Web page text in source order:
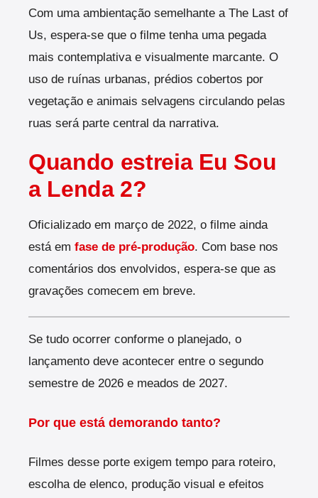
Com uma ambientação semelhante a The Last of
Us, espera-se que o filme tenha uma pegada
mais contemplativa e visualmente marcante. O
uso de ruínas urbanas, prédios cobertos por
vegetação e animais selvagens circulando pelas
ruas será parte central da narrativa.
Quando estreia Eu Sou
a Lenda 2?
Oficializado em março de 2022, o filme ainda
está em fase de pré-produção. Com base nos
comentários dos envolvidos, espera-se que as
gravações comecem em breve.
Se tudo ocorrer conforme o planejado, o
lançamento deve acontecer entre o segundo
semestre de 2026 e meados de 2027.
Por que está demorando tanto?
Filmes desse porte exigem tempo para roteiro,
escolha de elenco, produção visual e efeitos